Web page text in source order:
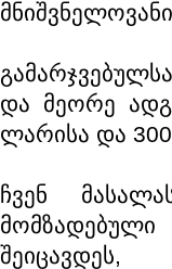
და მეორე
ლარისა და
ჩვენ